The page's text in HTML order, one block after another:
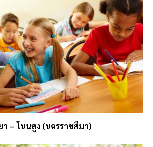
า – โนนสูง (นครราชสีมา)